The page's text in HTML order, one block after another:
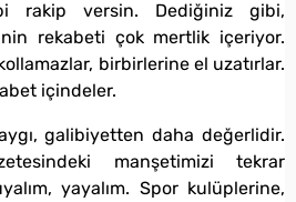
rakip versin. Dediğiniz gibi,
rekabeti çok mertlik içeriyor.
birbirlerine el uzatırlar.
içindeler.
galibiyetten daha değerlidir.
manşetimizi tekrar
yayalım. Spor kulüplerine,